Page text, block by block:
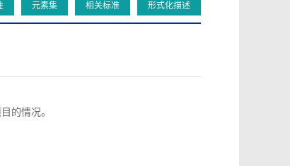
元素集 相关标准 形式化描述
的情况。